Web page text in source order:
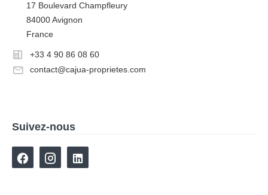
17 Boulevard Champfleury
84000 Avignon
France
+33 4 90 86 08 60
contact@cajua-proprietes.com
Suivez-nous